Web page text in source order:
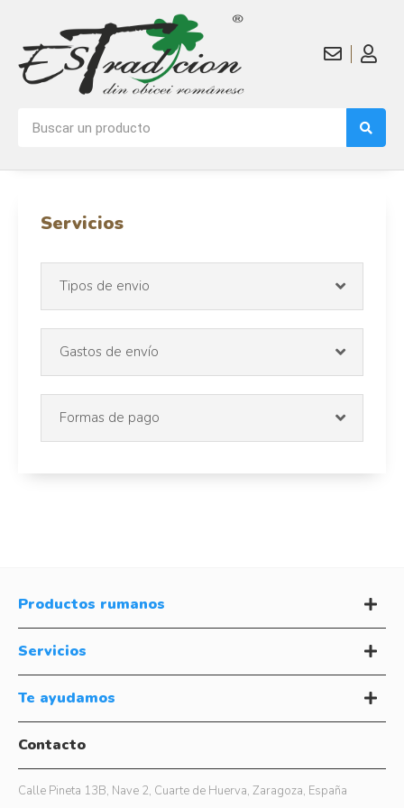
Servicios
Tipos de envio
Gastos de envío
Formas de pago
Productos rumanos
Servicios
Te ayudamos
Contacto
Calle Pineta 13B, Nave 2, Cuarte de Huerva, Zaragoza, España